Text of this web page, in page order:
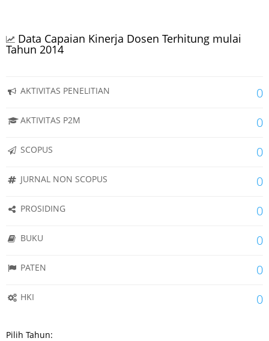
Data Capaian Kinerja Dosen Terhitung mulai
Tahun 2014
AKTIVITAS PENELITIAN 0
AKTIVITAS P2M 0
SCOPUS 0
JURNAL NON SCOPUS 0
PROSIDING 0
BUKU 0
PATEN 0
HKI 0
Pilih Tahun: